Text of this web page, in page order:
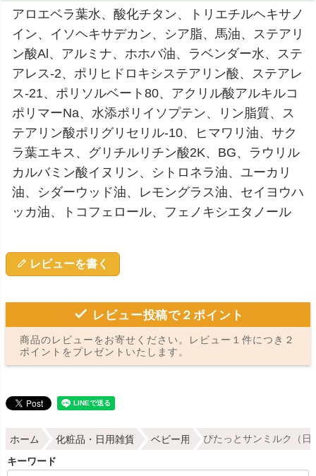
アロエベラ葉水、酸化チタン、トリエチルヘキサノ
イン、イソヘキサデカン、シア脂、馬油、ステアリ
ン酸Al、アルミナ、ホホバ油、ラベンダー水、ステ
アレス-2、ポリヒドロキシステアリン酸、ステアレ
ス-21、ポリソルベート80、アクリル酸アルキルコ
ポリマーNa、水添ポリイソプテン、リン脂質、ス
テアリン酸ポリグリセリル-10、ヒマワリ油、サク
ラ葉エキス、グリチルリチン酸2K、BG、ラウリル
カルバミン酸イヌリン、シトロネラ油、ユーカリ
油、シダーウッド油、レモングラス油、セイヨウハ
ッカ油、トコフェロール、フェノキシエタノール
レビューを書く
レビュー投稿で２ポイント
商品のレビューをお寄せください。レビュー１件につき２
ポイントをプレゼントいたします。
ホーム 化粧品・日用雑貨 ベビー用 ぴたっとサンミルク（
キーワード